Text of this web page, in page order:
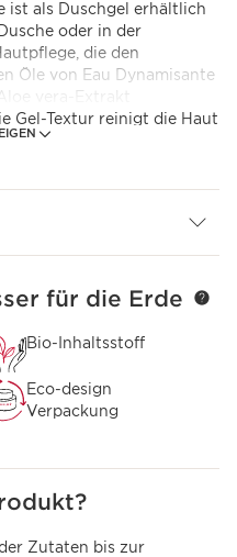
ist als Duschgel erhältlich
oder in der
die den
Öle von Eau Dynamisante
vera-Extrakt
Gel-Textur reinigt die Haut
hinterlässt einen zarten
für die Erde
Bio-Inhaltsstoff
Eco-design
Verpackung
Zutaten bis zur